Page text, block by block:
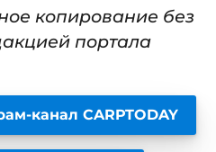
копирование без
портала
канал CARPTODAY